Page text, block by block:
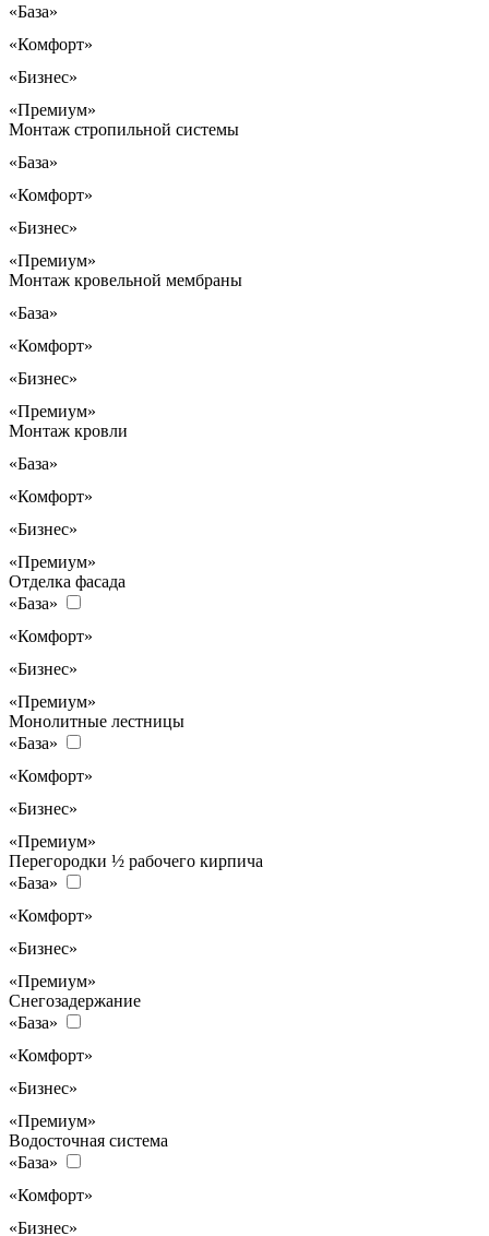
«База»
«Комфорт»
«Бизнес»
«Премиум»
Монтаж стропильной системы
«База»
«Комфорт»
«Бизнес»
«Премиум»
Монтаж кровельной мембраны
«База»
«Комфорт»
«Бизнес»
«Премиум»
Монтаж кровли
«База»
«Комфорт»
«Бизнес»
«Премиум»
Отделка фасада
«База»
«Комфорт»
«Бизнес»
«Премиум»
Монолитные лестницы
«База»
«Комфорт»
«Бизнес»
«Премиум»
Перегородки ½ рабочего кирпича
«База»
«Комфорт»
«Бизнес»
«Премиум»
Снегозадержание
«База»
«Комфорт»
«Бизнес»
«Премиум»
Водосточная система
«База»
«Комфорт»
«Бизнес»